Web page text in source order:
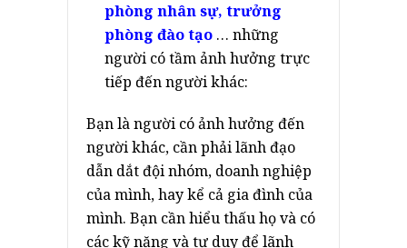
phòng nhân sự, trưởng
phòng đào tạo … những
người có tầm ảnh hưởng trực
tiếp đến người khác:
Bạn là người có ảnh hưởng đến
người khác, cần phải lãnh đạo
dẫn dắt đội nhóm, doanh nghiệp
của mình, hay kể cả gia đình của
mình. Bạn cần hiểu thấu họ và có
các kỹ năng và tư duy để lãnh